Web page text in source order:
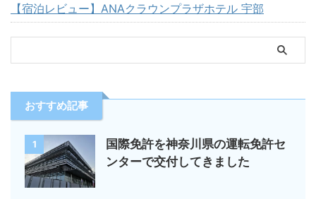
【宿泊レビュー】ANAクラウンプラザホテル 宇部
おすすめ記事
1
国際免許を神奈川県の運転免許セ
ンターで交付してきました